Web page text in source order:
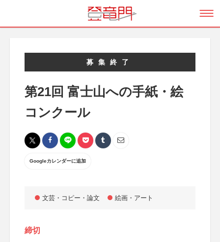
募集終了
第21回 富士山への手紙・絵
コンクール
Googleカレンダーに追加
文芸・コピー・論文 絵画・アート
締切